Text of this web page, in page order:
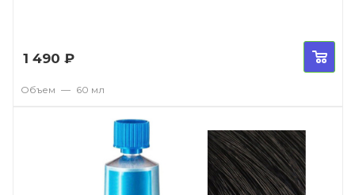
1 490 ₽
Объем — 60 мл